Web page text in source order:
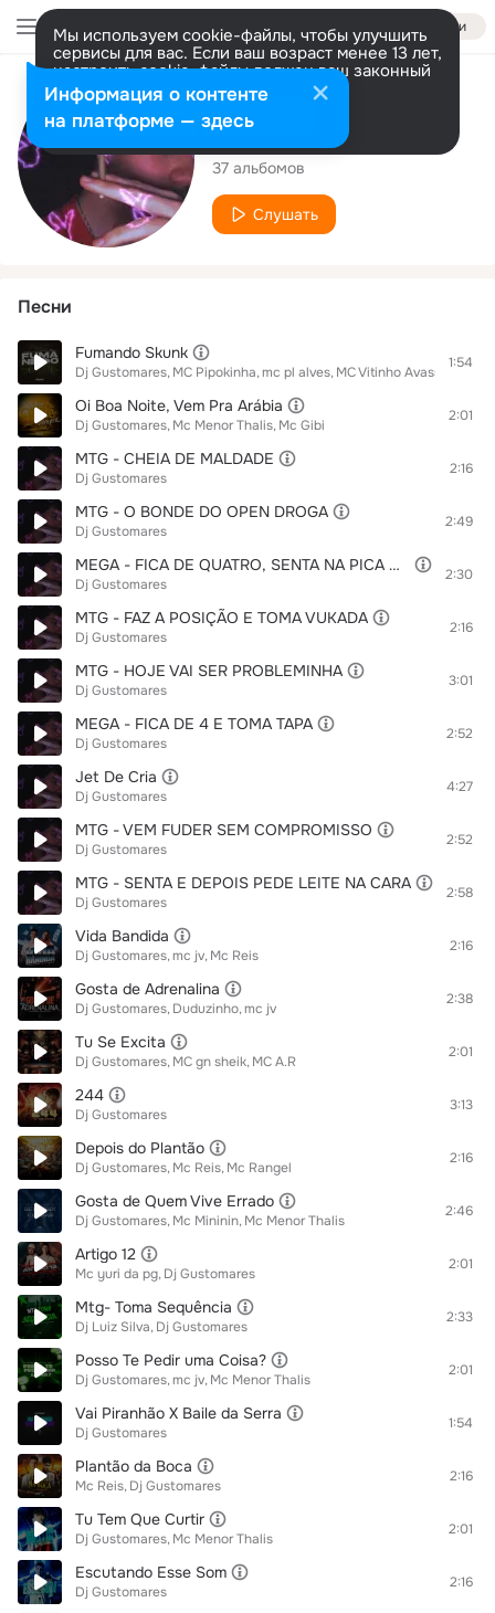
Войти
Мы используем cookie-файлы, чтобы улучшить
сервисы для вас. Если ваш возраст менее 13 лет,
настроить cookie-файлы должен ваш законный
представитель. Больше информации
Разрешить все Настроить
Исполнитель
Dj Gustomares
37 альбомов
Слушать
Песни
Fumando Skunk
Dj Gustomares MC Pipokinha mc pl alves MC Vitinho Avassalador
1:54
Oi Boa Noite, Vem Pra Arábia
Dj Gustomares Mc Menor Thalis Mc Gibi
2:01
MTG - CHEIA DE MALDADE
Dj Gustomares
2:16
MTG - O BONDE DO OPEN DROGA
Dj Gustomares
2:49
MEGA - FICA DE QUATRO, SENTA NA PICA DOS CRIA
Dj Gustomares
2:30
MTG - FAZ A POSIÇÃO E TOMA VUKADA
Dj Gustomares
2:16
MTG - HOJE VAI SER PROBLEMINHA
Dj Gustomares
3:01
MEGA - FICA DE 4 E TOMA TAPA
Dj Gustomares
2:52
Jet De Cria
Dj Gustomares
4:27
MTG - VEM FUDER SEM COMPROMISSO
Dj Gustomares
2:52
MTG - SENTA E DEPOIS PEDE LEITE NA CARA
Dj Gustomares
2:58
Vida Bandida
Dj Gustomares mc jv Mc Reis
2:16
Gosta de Adrenalina
Dj Gustomares Duduzinho mc jv
2:38
Tu Se Excita
Dj Gustomares MC gn sheik MC A.R
2:01
244
Dj Gustomares
3:13
Depois do Plantão
Dj Gustomares Mc Reis Mc Rangel
2:16
Gosta de Quem Vive Errado
Dj Gustomares Mc Mininin Mc Menor Thalis
2:46
Artigo 12
Mc yuri da pg Dj Gustomares
2:01
Mtg- Toma Sequência
Dj Luiz Silva Dj Gustomares
2:33
Posso Te Pedir uma Coisa?
Dj Gustomares mc jv Mc Menor Thalis
2:01
Vai Piranhão X Baile da Serra
Dj Gustomares
1:54
Plantão da Boca
Mc Reis Dj Gustomares
2:16
Tu Tem Que Curtir
Dj Gustomares Mc Menor Thalis
2:01
Escutando Esse Som
Dj Gustomares
2:16
Информация о контенте
на платформе — здесь